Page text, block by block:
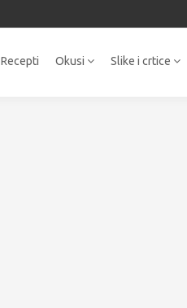
Recepti Okusi Slike i crtice